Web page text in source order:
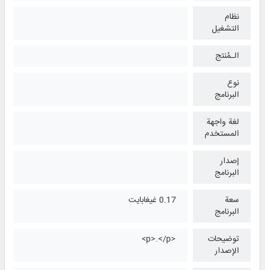
نظام
التشغیل
الـمُنتج
نوع
البرنامج
لغة واجهة
المستخدم
إصدار
البرنامج
سعة
البرنامج
0.17 غيغابايت
توضيحات
الإصدار
<p>.</p>